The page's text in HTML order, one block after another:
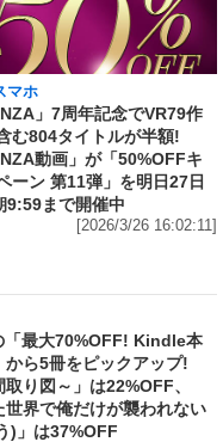
マホ
」7周年記念でVR79作
む804タイトルが半額!
動画」が「50%OFFキ
ーン 第11弾」を明日27日
9:59まで開催中
[2026/3/26 16:02:11]
最大70%OFF! Kindle本
ら5冊をピックアップ!
取り図～」は22%OFF、
世界で俺だけが襲われない
)」は37%OFF